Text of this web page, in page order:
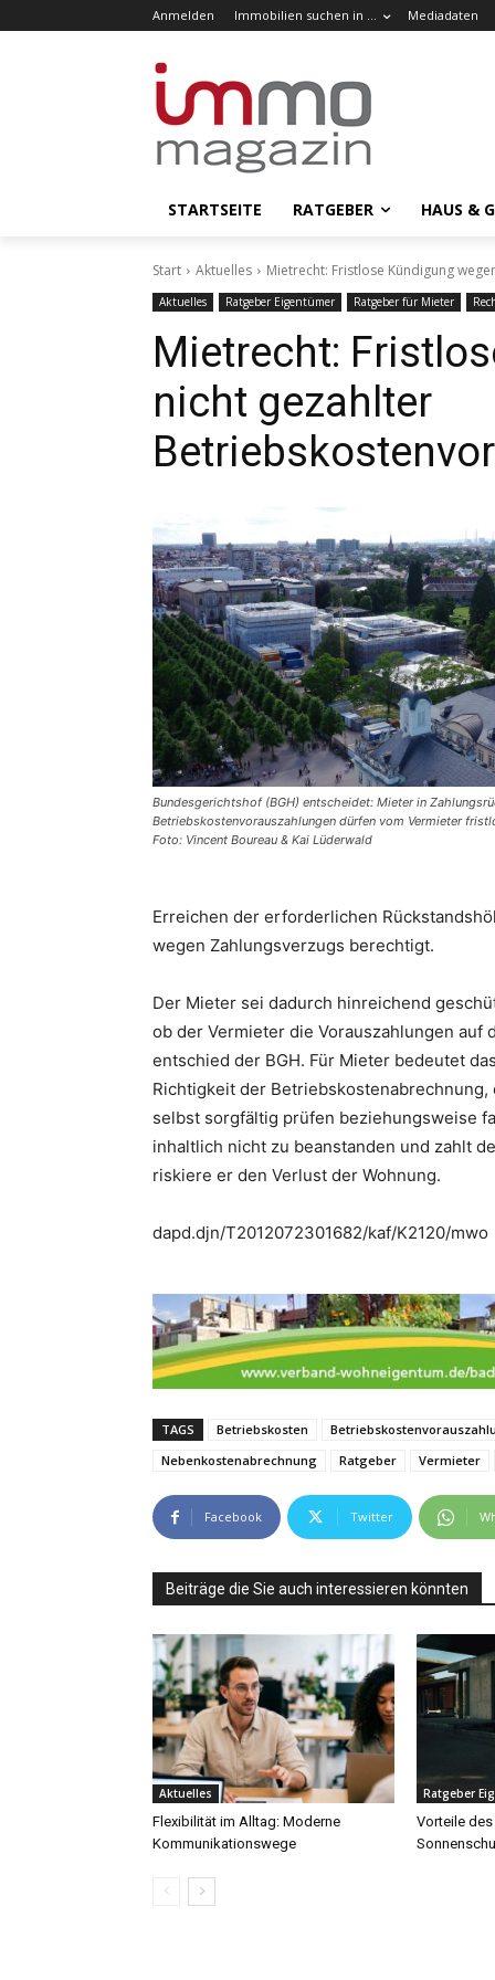
Anmelden Immobilien suchen in … Mediadaten
STARTSEITE RATGEBER HAUS &
Start Aktuelles Mietrecht: Fristlose Kündigung
Aktuelles Ratgeber Eigentümer Ratgeber für Mieter
Mietrecht:
nicht gezahlter
Bundesgerichtshof (BGH) entscheidet: Mieter in
Betriebskostenvorauszahlungen dürfen vom Vermieter
Foto: Vincent Boureau & Kai Lüderwald
Erreichen der erforderlichen
wegen Zahlungsverzugs berechtigt.
Der Mieter sei dadurch hinreichend
ob der Vermieter die Vorauszahlungen
entschied der BGH. Für Mieter bedeutet
Richtigkeit der
selbst sorgfältig prüfen beziehungsweise
inhaltlich nicht zu beanstanden und zahlt
riskiere er den Verlust der Wohnung.
dapd.djn/T2012072301682/kaf/K2120/mwo
TAGS Betriebskosten
Nebenkostenabrechnung
Ratgeber Vermieter
Facebook Twitter
Beiträge die Sie auch interessieren könnten
Aktuelles
Flexibilität im Alltag: Moderne
Kommunikationswege
Ratgeber
Vorteile